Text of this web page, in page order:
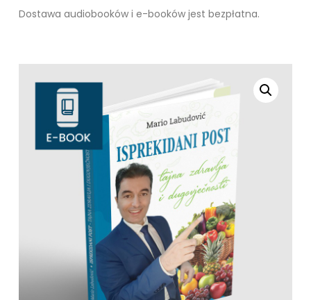
Dostawa audiobooków i e-booków jest bezpłatna.